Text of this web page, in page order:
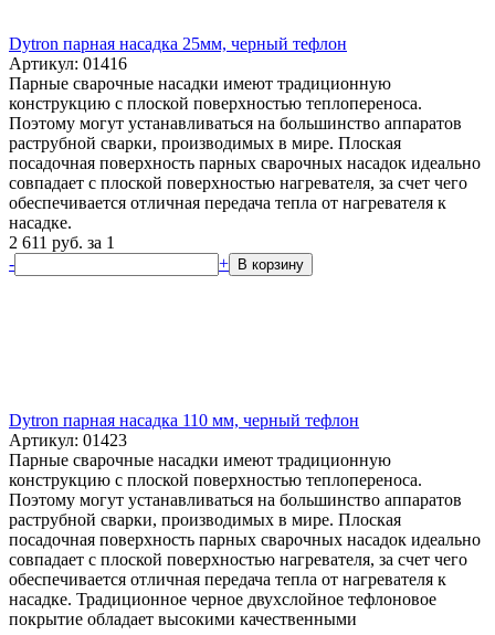
Dytron парная насадка 25мм, черный тефлон
Артикул: 01416
Парные сварочные насадки имеют традиционную
конструкцию с плоской поверхностью теплопереноса.
Поэтому могут устанавливаться на большинство аппаратов
раструбной сварки, производимых в мире. Плоская
посадочная поверхность парных сварочных насадок идеально
совпадает с плоской поверхностью нагревателя, за счет чего
обеспечивается отличная передача тепла от нагревателя к
насадке.
2 611 руб. за 1
-
+ В корзину
Dytron парная насадка 110 мм, черный тефлон
Артикул: 01423
Парные сварочные насадки имеют традиционную
конструкцию с плоской поверхностью теплопереноса.
Поэтому могут устанавливаться на большинство аппаратов
раструбной сварки, производимых в мире. Плоская
посадочная поверхность парных сварочных насадок идеально
совпадает с плоской поверхностью нагревателя, за счет чего
обеспечивается отличная передача тепла от нагревателя к
насадке. Традиционное черное двухслойное тефлоновое
покрытие обладает высокими качественными